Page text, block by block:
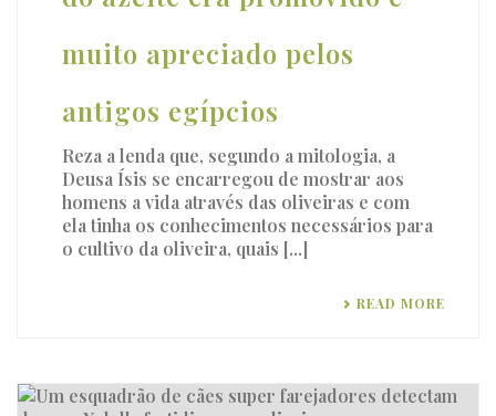
muito apreciado pelos
antigos egípcios
Reza a lenda que, segundo a mitologia, a
Deusa Ísis se encarregou de mostrar aos
homens a vida através das oliveiras e com
ela tinha os conhecimentos necessários para
o cultivo da oliveira, quais [...]
READ MORE